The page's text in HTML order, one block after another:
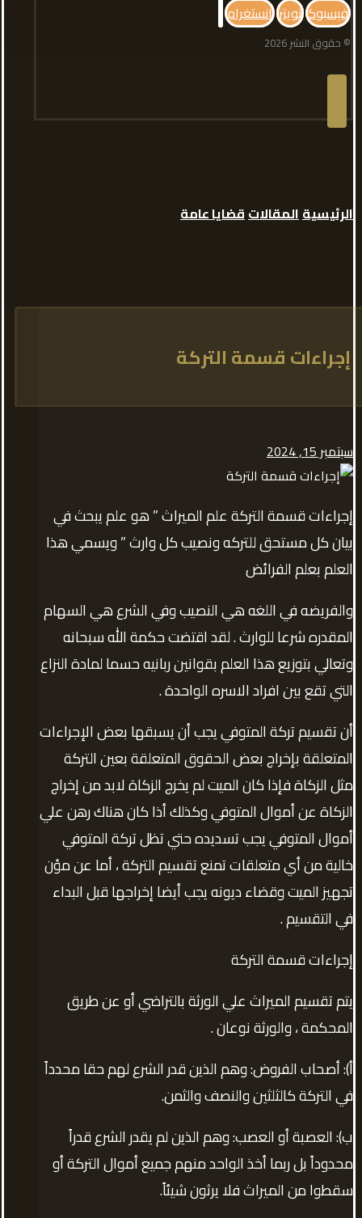
فيسبوك تويتر انستغرام
© حقوق النشر 2026
الرئيسيةالمقالاتقضايا عامة
إجراءات قسمة التركة
سبتمبر 15, 2024
إجراءات قسمة التركة علم الميراث ” هو علم يبحث في
بيان كل مستحق للتركه ونصيب كل وارث ” ويسمي هذا
العلم بعلم الفرائض
والفريضه في اللغه هي النصيب وفي الشرع هي السهام
المقدره شرعا للوارث . لقد اقتضت حكمة الله سبحانه
وتعالي بتوزيع هذا العلم بقوانين ربانيه حسما لمادة النزاع
التي تقع بين افراد الاسره الواحدة .
أن تقسيم تركة المتوفي يجب أن يسبقها بعض الإجراءات
المتعلقة بإخراج بعض الحقوق المتعلقة بعين التركة
مثل الزكاة فإذا كان الميت لم يخرج الزكاة لابد من إخراج
الزكاة عن أموال المتوفي وكذلك أذا كان هناك رهن علي
أموال المتوفي يجب تسديده حتي تظل تركة المتوفي
خالية من أي متعلقات تمنع تقسيم التركة ، أما عن مؤن
تجهيز الميت وقضاء ديونه يجب أيضا إخراجها قبل البداء
في التقسيم .
إجراءات قسمة التركة
يتم تقسيم الميراث علي الورثة بالتراضي أو عن طريق
المحكمة ، والورثة نوعان .
أ): أصحاب الفروض: وهم الذين قدر الشرع لهم حقا محدداً
في التركة كالثلثين والنصف والثمن.
ب): العصبة أو العصب: وهم الذين لم يقدر الشرع قدراً
محدوداً بل ربما أخذ الواحد منهم جميع أموال التركة أو
سقطوا من الميراث فلا يرثون شيئاً.